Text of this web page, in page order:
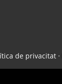
de privacitat·